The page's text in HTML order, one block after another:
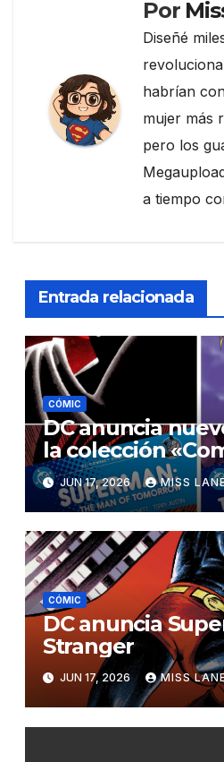
Por
Diseñé
habrían
mujer más
pero los
a tiempo
Entrada relacionada
CÓMIC
DC anuncia
la colección
Comics
JUN 17, 2026 MISS
CÓMIC
DC anuncia
Stranger
JUN 17, 2026 MISS